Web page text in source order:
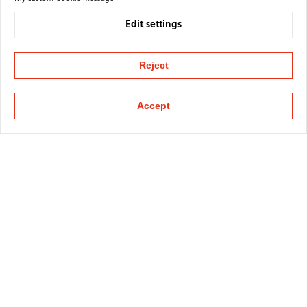
Edit settings
Reject
Accept